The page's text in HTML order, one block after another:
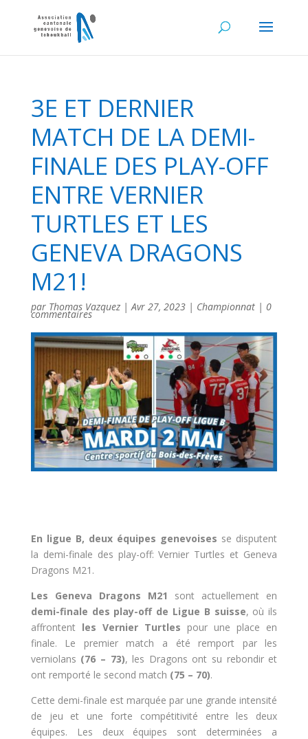
3E ET DERNIER
MATCH DE LA DEMI-
FINALE DES PLAY-OFF
ENTRE VERNIER
TURTLES ET LES
GENEVA DRAGONS
M21!
par Thomas Vazquez|Avr 27, 2023| Championnat| 0
commentaires
En ligue B, deux équipes genevoises se disputent
la demi-finale des play-off: Vernier Turtles et Geneva
Dragons M21.
Les Geneva Dragons M21
sont actuellement en
demi-finale des play-off de Ligue B suisse, où ils
affrontent les Vernier Turtles pour une place en
finale. Le premier match a été remport par les
verniolans (76 – 73), les Dragons ont su rebondir et
ont remporté le second match (75 – 70).
Cette demi-finale est marquée par une grande intensité
de jeu et une forte compétitivité entre les deux
équipes. Les deux équipes sont determinées a